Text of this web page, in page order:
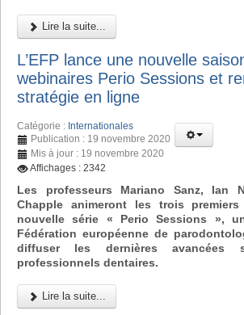
Lire la suite...
L’EFP lance une nouvelle
webinaires Perio Sessions et
stratégie en ligne
Catégorie : Internationales
Publication : 19 novembre 2020
Mis à jour : 19 novembre 2020
Affichages : 2342
Les professeurs Mariano Sanz, Ian
Chapple animeront les trois
nouvelle série « Perio Sessions »,
Fédération européenne de
diffuser les dernières avancées
professionnels dentaires.
Lire la suite...